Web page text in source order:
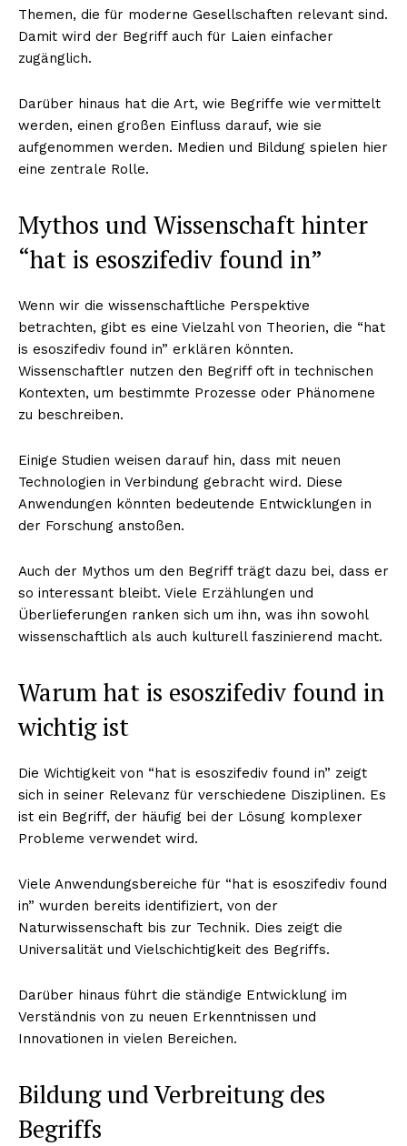
Themen, die für moderne Gesellschaften relevant sind.
Damit wird der Begriff auch für Laien einfacher
zugänglich.
Darüber hinaus hat die Art, wie Begriffe wie vermittelt
werden, einen großen Einfluss darauf, wie sie
aufgenommen werden. Medien und Bildung spielen hier
eine zentrale Rolle.
Mythos und Wissenschaft hinter
“hat is esoszifediv found in”
Wenn wir die wissenschaftliche Perspektive
betrachten, gibt es eine Vielzahl von Theorien, die “hat
is esoszifediv found in” erklären könnten.
Wissenschaftler nutzen den Begriff oft in technischen
Kontexten, um bestimmte Prozesse oder Phänomene
zu beschreiben.
Einige Studien weisen darauf hin, dass mit neuen
Technologien in Verbindung gebracht wird. Diese
Anwendungen könnten bedeutende Entwicklungen in
der Forschung anstoßen.
Auch der Mythos um den Begriff trägt dazu bei, dass er
so interessant bleibt. Viele Erzählungen und
Überlieferungen ranken sich um ihn, was ihn sowohl
wissenschaftlich als auch kulturell faszinierend macht.
Warum hat is esoszifediv found in
wichtig ist
Die Wichtigkeit von “hat is esoszifediv found in” zeigt
sich in seiner Relevanz für verschiedene Disziplinen. Es
ist ein Begriff, der häufig bei der Lösung komplexer
Probleme verwendet wird.
Viele Anwendungsbereiche für “hat is esoszifediv found
in” wurden bereits identifiziert, von der
Naturwissenschaft bis zur Technik. Dies zeigt die
Universalität und Vielschichtigkeit des Begriffs.
Darüber hinaus führt die ständige Entwicklung im
Verständnis von zu neuen Erkenntnissen und
Innovationen in vielen Bereichen.
Bildung und Verbreitung des
Begriffs